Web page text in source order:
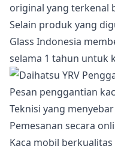
original yang terkenal
Selain produk yang
Glass Indonesia
selama 1 tahun untuk
Pesan penggantian
Teknisi yang
Pemesanan secara
Kaca mobil